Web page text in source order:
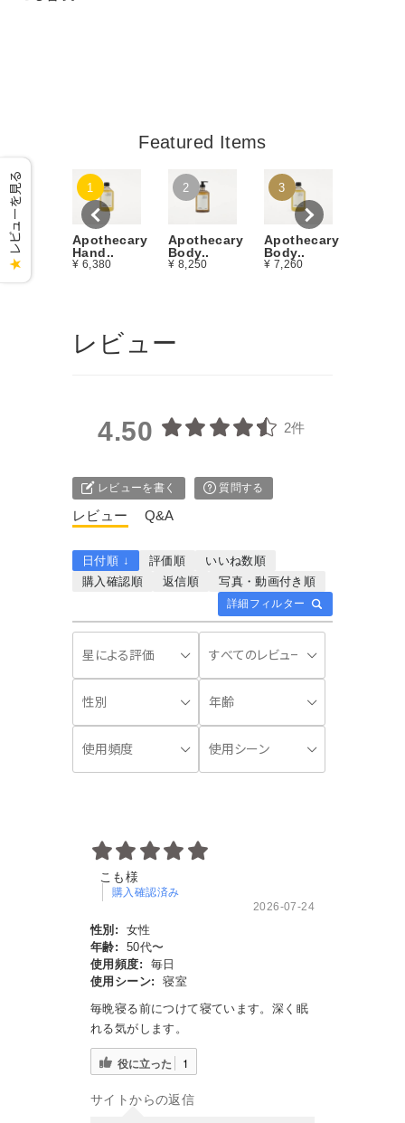
Featured Items
1
Apothecary
Hand..
¥ 6,380
2
Apothecary
Body..
¥ 8,250
3
Apothecary
Body..
¥ 7,260
レビュー
4.50 2件
レビューを書く 質問する
レビュー Q&A
詳細フィルター
日付順 ↓ 評価順
いいね数順
購入確認順
返信順 写真・動画付き順
こも様
購入確認済み
2026-07-24
性別:
女性
年齢:
50代〜
使用頻度:
毎日
使用シーン:
寝室
毎晩寝る前につけて寝ています。深く眠
れる気がします。
役に立った 1
サイトからの返信
★
レビューを見る